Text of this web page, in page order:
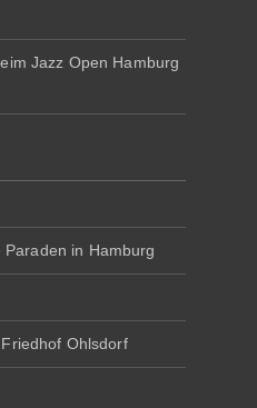
Jazz Open Hamburg
in Hamburg
Ohlsdorf